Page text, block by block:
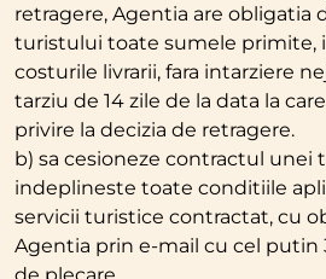
retragere, Agentia are obligatia
turistului toate sumele primite,
costurile livrarii, fara intarziere
tarziu de 14 zile de la data la
privire la decizia de retragere.
b) sa cesioneze contractul unei
indeplineste toate conditiile
servicii turistice contractat, cu
Agentia prin e-mail cu cel putin